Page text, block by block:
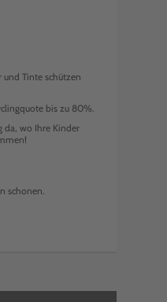
und Tinte schützen
bis zu 80%.
da, wo Ihre Kinder
schonen.